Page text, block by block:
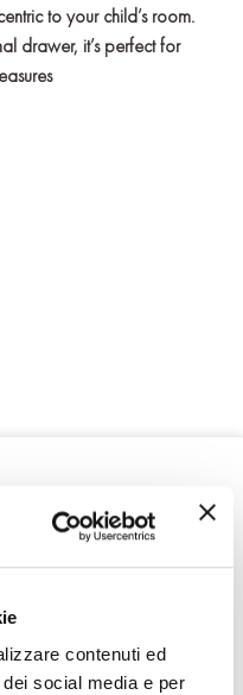
contenuti ed
social media e per
to your child’s room.
drawer, it’s perfect for